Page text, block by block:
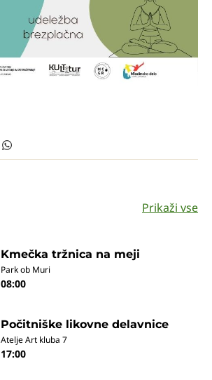
Prikaži vse
Kmečka tržnica na meji
Park ob Muri
08:00
Počitniške likovne delavnice
Atelje Art kluba 7
17:00